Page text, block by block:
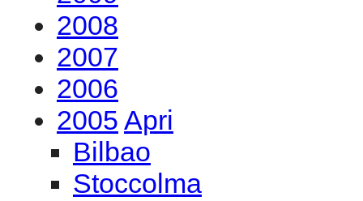
2008
2007
2006
2005 Apri
Bilbao
Stoccolma